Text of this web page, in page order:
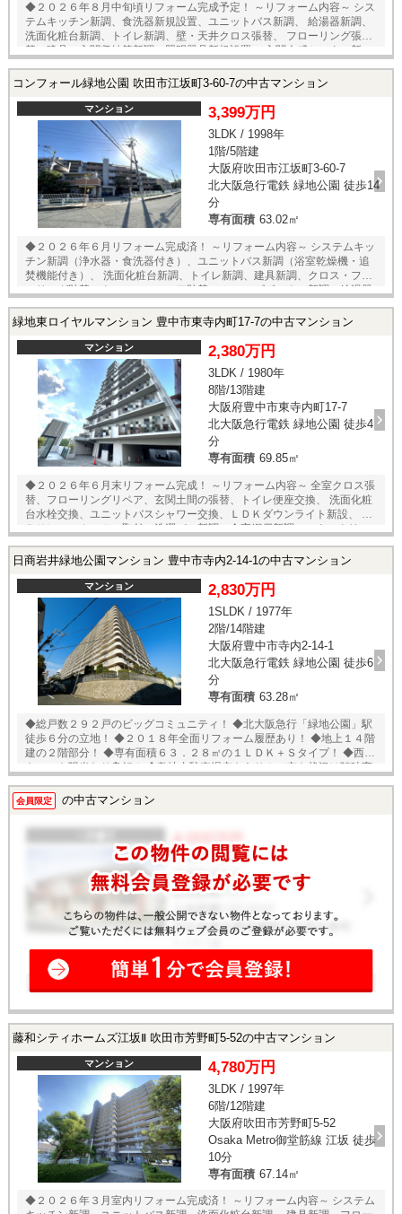
◆２０２６年８月中旬頃リフォーム完成予定！ ～リフォーム内容～ シス
テムキッチン新調、食洗器新規設置、ユニットバス新調、 給湯器新調、
洗面化粧台新調、トイレ新調、壁・天井クロス張替、 フローリング張
替、建具・玄関収納等新調、照明器具新規設置、 玄関人感センター新
ーズマンション！ ◆地上５階建の４階部分！ ◆専有面積７９．８２㎡の
る約１７帖のＬＤＫ！ ◆全居室に収納スペースあり！ ◆平面駐車場権利
付き！（月額１，０００円） ◆食洗器・浴室乾燥機等の室内設備が充
応可能「内覧予約・お問い合わせ」フォームよりお問い合わせ下さい！
コンフォール緑地公園 吹田市江坂町3-60-7の中古マンション
マンション 3,399万円
3LDK / 1998年
1階/5階建
大阪府吹田市江坂町3-60-7
北大阪急行電鉄 緑地公園 徒歩14
分
専有面積 63.02㎡
◆２０２６年６月リフォーム完成済！ ～リフォーム内容～ システムキッ
チン新調（浄水器・食洗器付き）、ユニットバス新調（浴室乾燥機・追
焚機能付き）、 洗面化粧台新調、トイレ新調、建具新調、クロス・フロ
ーリング貼替、クッションフロア貼替、 シューズボックス新調、給湯器
制限あり） ◆階下住戸なしの１階部分！ ◆専有面積６３．０２㎡の３Ｌ
ク・宅配ボックスを完備！ ◆住宅ローン控除適用可能マンション！ ★内
覧予約受付中★ 当店までお電話いただくか、もしくは24時間対応可能
「内覧予約・お問い合わせ」フォームよりお問い合わせ下さい！
緑地東ロイヤルマンション 豊中市東寺内町17-7の中古マンション
マンション 2,380万円
3LDK / 1980年
8階/13階建
大阪府豊中市東寺内町17-7
北大阪急行電鉄 緑地公園 徒歩4
分
専有面積 69.85㎡
◆２０２６年６月末リフォーム完成！ ～リフォーム内容～ 全室クロス張
替、フローリングリペア、玄関土間の張替、トイレ便座交換、 洗面化粧
台水栓交換、ユニットバスシャワー交換、ＬＤＫダウンライト新設、 Ｌ
ＤＫレースカーテン取付、洗濯パン新調、全室網戸新調、ハウスクリー
１３階建ての８階部分！ ◆専有面積６９．８５㎡の３ＬＤＫタイプ！ ◆
◆全居室５帖以上！窓あり！ ◆全居室にエアコンの設置が可能！ ◆２０
１７年４月フルリフォーム履歴あり！ ★内覧予約受付中！★ 当店までお
電話いただくか、もしくは24時間対応可能「内覧予約・お問い合わせ」
フォームよりお問い合わせ下さい！
日商岩井緑地公園マンション 豊中市寺内2-14-1の中古マンション
マンション 2,830万円
1SLDK / 1977年
2階/14階建
大阪府豊中市寺内2-14-1
北大阪急行電鉄 緑地公園 徒歩6
分
専有面積 63.28㎡
◆総戸数２９２戸のビッグコミュニティ！ ◆北大阪急行「緑地公園」駅
徒歩６分の立地！ ◆２０１８年全面リフォーム履歴あり！ ◆地上１４階
建の２階部分！ ◆専有面積６３．２８㎡の１ＬＤＫ＋Ｓタイプ！ ◆西向
きにつき陽当たり良好！ ◆敷地内駐車場空きあり！（空き状況は随時変
得可能マンション！ ★内覧予約受付中★ 当店までお電話いただくか、も
しくは24時間対応可能「内覧予約・お問い合わせ」フォームよりお問い
合わせ下さい！
会員限定 の中古マンション
藤和シティホームズ江坂Ⅱ 吹田市芳野町5-52の中古マンション
マンション 4,780万円
3LDK / 1997年
6階/12階建
大阪府吹田市芳野町5-52
Osaka Metro御堂筋線 江坂 徒歩
10分
専有面積 67.14㎡
◆２０２６年３月室内リフォーム完成済！ ～リフォーム内容～ システム